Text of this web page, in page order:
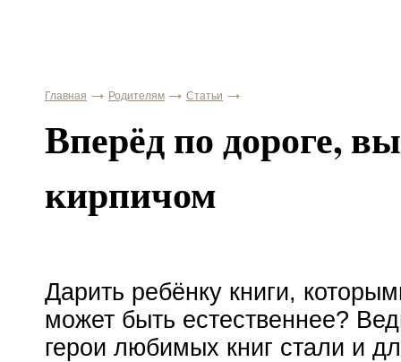
Главная Родителям Статьи
Вперёд по дороге,
кирпичом
Дарить ребёнку книги,
может быть естественнее?
герои любимых книг стали и